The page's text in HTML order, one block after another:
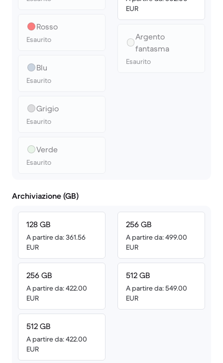
Rosso
Esaurito
Blu
Esaurito
Grigio
Esaurito
Verde
Esaurito
EUR
Argento
fantasma
Esaurito
Archiviazione (GB)
128 GB
A partire da: 361.56
EUR
256 GB
A partire da: 422.00
EUR
512 GB
A partire da: 422.00
EUR
256 GB
A partire da: 499.00
EUR
512 GB
A partire da: 549.00
EUR